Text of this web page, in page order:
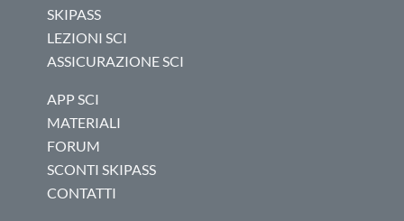
SKIPASS
LEZIONI SCI
ASSICURAZIONE SCI
APP SCI
MATERIALI
FORUM
SCONTI SKIPASS
CONTATTI